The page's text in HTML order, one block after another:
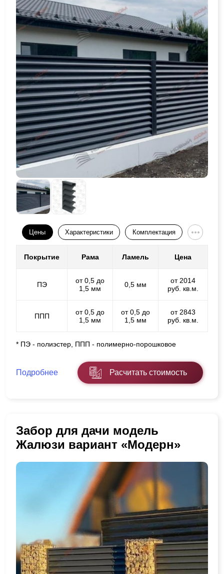
Цены Характеристики Комплектация
Покрытие Рама Ламель Цена
ПЭ
от 0,5 до
1,5 мм
0,5 мм
от 2014
руб. кв.м.
ППП
от 0,5 до
1,5 мм
от 0,5 до
1,5 мм
от 2843
руб. кв.м.
* ПЭ - полиэстер, ППП - полимерно-порошковое
Подробнее Расчитать стоимость
Забор для дачи модель
Жалюзи вариант «Модерн»